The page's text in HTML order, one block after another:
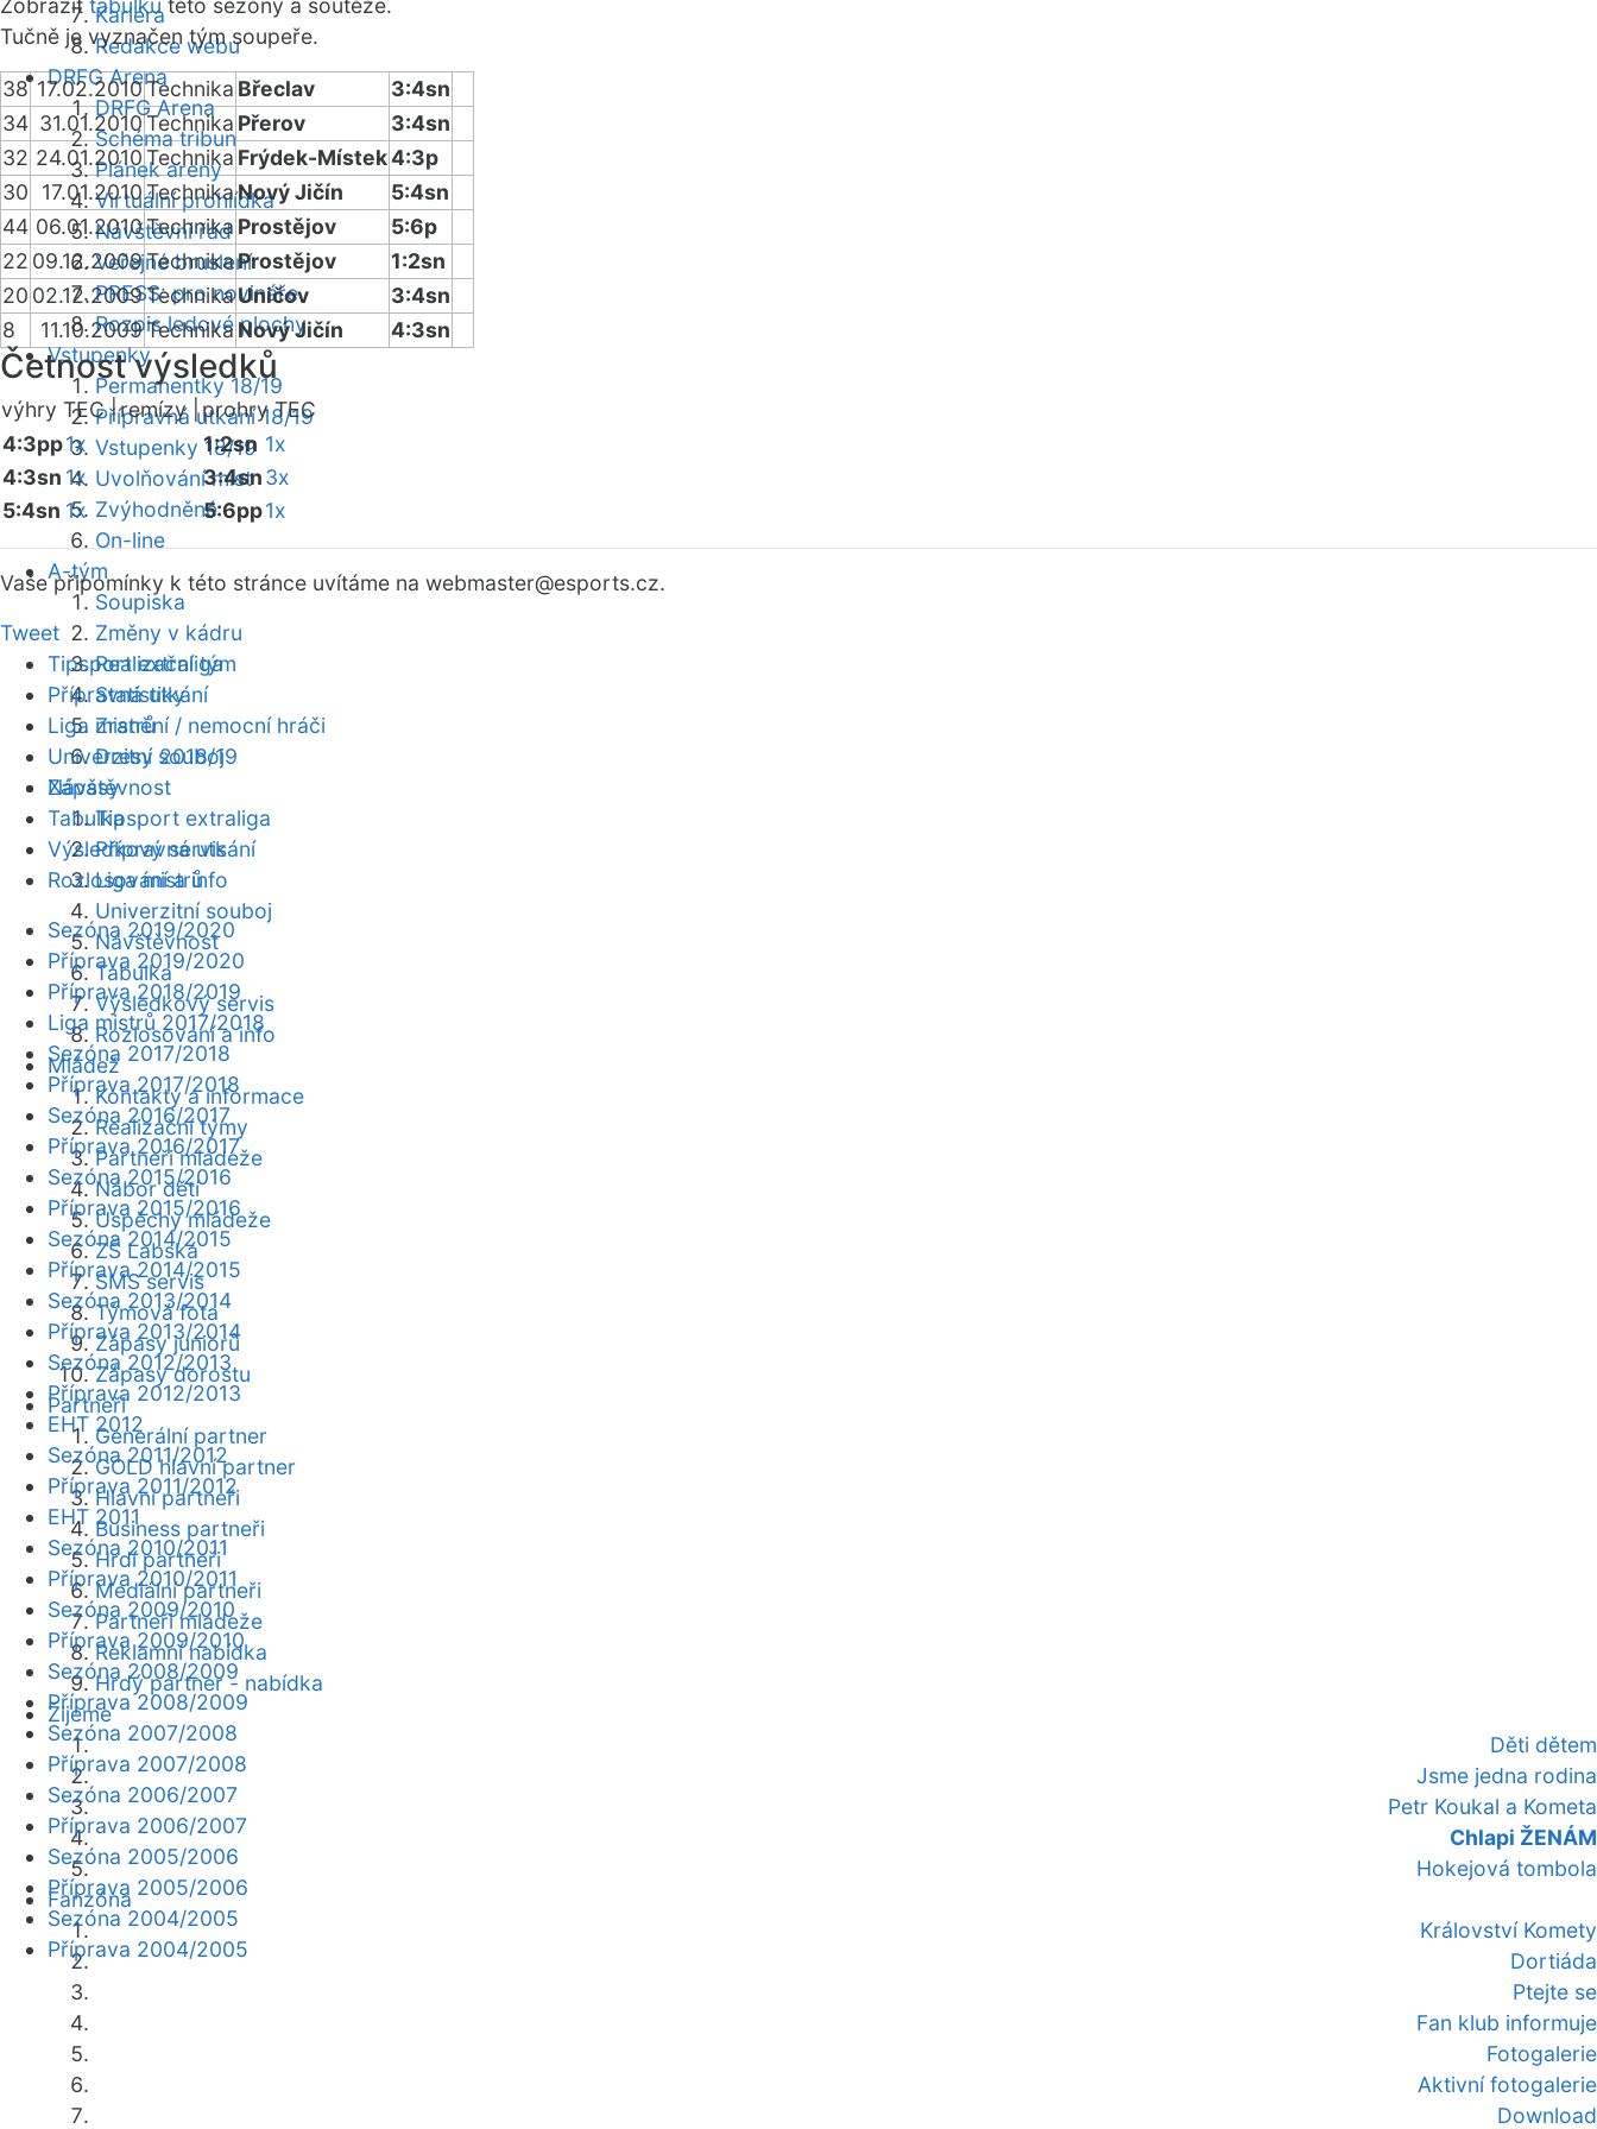
Kariéra
Redakce webu
DRFG Arena
DRFG Arena
Schéma tribun
Plánek areny
Virtuální prohlídka
Návštěvní řád
Veřejné bruslení
PRESS: pro novináře
Rozpis ledové plochy
Vstupenky
Permanentky 18/19
Přípravná utkání 18/19
Vstupenky 18/19
Uvolňování míst
Zvýhodněné
On-line
A-tým
Soupiska
Změny v kádru
Realizační tým
Statistiky
Zranění / nemocní hráči
Dresy 2018/19
Zápasy
Tipsport extraliga
Přípravná utkání
Liga mistrů
Univerzitní souboj
Návštěvnost
Tabulka
Výsledkový servis
Rozlosování a info
Mládež
Kontakty a informace
Realizační týmy
Partneři mládeže
Nábor dětí
Úspěchy mládeže
ZŠ Labská
SMS servis
Týmová fota
Zápasy juniorů
Zápasy dorostu
Partneři
Generální partner
GOLD hlavní partner
Hlavní partneři
Business partneři
Hrdí partneři
Mediální partneři
Partneři mládeže
Reklamní nabídka
Hrdý partner - nabídka
Žijeme
Děti dětem
Jsme jedna rodina
Petr Koukal a Kometa
Chlapi ŽENÁM
Hokejová tombola
Fanzóna
Království Komety
Dortiáda
Ptejte se
Fan klub informuje
Fotogalerie
Aktivní fotogalerie
Download
Zobrazit tabulku této sezóny a soutěže.
Tučně je vyznačen tým soupeře.
38 17.02.2010Technika Břeclav
3:4sn
34 31.01.2010Technika Přerov
3:4sn
32 24.01.2010Technika Frýdek-Místek4:3p
30
17.01.2010TechnikaNový Jičín
5:4sn
44 06.01.2010Technika Prostějov
5:6p
22 09.12.2009TechnikaProstějov
1:2sn
20 02.12.2009TechnikaUničov
3:4sn
8
11.10.2009TechnikaNový Jičín 4:3sn
Četnost výsledků
výhry TEC |remízy |prohry TEC
4:3pp1x
4:3sn 1x
5:4sn 1x
1:2sn 1x
3:4sn3x
5:6pp1x
Vaše připomínky k této stránce uvítáme na webmaster@esports.cz.
Tweet
Tipsport extraliga
Přípravná utkání
Liga mistrů
Univerzitní souboj
Návštěvnost
Tabulka
Výsledkový servis
Rozlosování a info
Sezóna 2019/2020
Příprava 2019/2020
Příprava 2018/2019
Liga mistrů 2017/2018
Sezóna 2017/2018
Příprava 2017/2018
Sezóna 2016/2017
Příprava 2016/2017
Sezóna 2015/2016
Příprava 2015/2016
Sezóna 2014/2015
Příprava 2014/2015
Sezóna 2013/2014
Příprava 2013/2014
Sezóna 2012/2013
Příprava 2012/2013
EHT 2012
Sezóna 2011/2012
Příprava 2011/2012
EHT 2011
Sezóna 2010/2011
Příprava 2010/2011
Sezóna 2009/2010
Příprava 2009/2010
Sezóna 2008/2009
Příprava 2008/2009
Sezóna 2007/2008
Příprava 2007/2008
Sezóna 2006/2007
Příprava 2006/2007
Sezóna 2005/2006
Příprava 2005/2006
Sezóna 2004/2005
Příprava 2004/2005